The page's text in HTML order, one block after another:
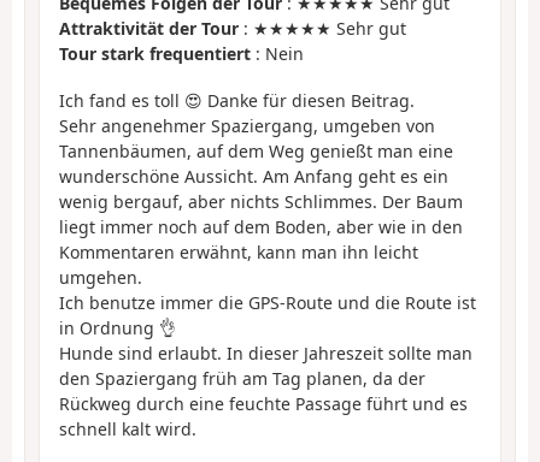
Attraktivität der Tour : ★★★★★ Sehr gut
Tour stark frequentiert : Nein
Ich fand es toll 😍 Danke für diesen Beitrag.
Sehr angenehmer Spaziergang, umgeben von
Tannenbäumen, auf dem Weg genießt man eine
wunderschöne Aussicht. Am Anfang geht es ein
wenig bergauf, aber nichts Schlimmes. Der Baum
liegt immer noch auf dem Boden, aber wie in den
Kommentaren erwähnt, kann man ihn leicht
umgehen.
Ich benutze immer die GPS-Route und die Route ist
in Ordnung 👌
Hunde sind erlaubt. In dieser Jahreszeit sollte man
den Spaziergang früh am Tag planen, da der
Rückweg durch eine feuchte Passage führt und es
schnell kalt wird.